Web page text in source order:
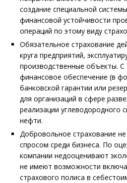
создание специальной
финансовой устойчивости
операций по этому виду
Обязательное страхование
круга предприятий,
производственные объекты. С
финансовое обеспечение (в
банковской гарантии или
для организаций в сфере
реализации углеводородного
нефти.
Добровольное страхование
спросом среди бизнеса. По
компании недооценивают
не имеют возможности
страхового полиса в